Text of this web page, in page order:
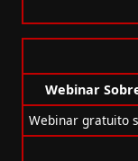
Webinar